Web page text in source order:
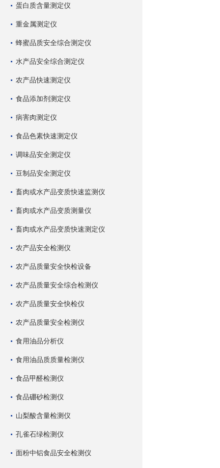
蛋白质含量测定仪
重金属测定仪
蜂蜜品质安全综合测定仪
水产品安全综合测定仪
农产品快速测定仪
食品添加剂测定仪
病害肉测定仪
食品色素快速测定仪
调味品安全测定仪
豆制品安全测定仪
畜肉或水产品变质快速监测仪
畜肉或水产品变质测量仪
畜肉或水产品变质快速测定仪
农产品安全检测仪
农产品质量安全快检设备
农产品质量安全综合检测仪
农产品质量安全快检仪
农产品质量安全检测仪
食用油品分析仪
食用油品质质量检测仪
食品甲醛检测仪
食品硼砂检测仪
山梨酸含量检测仪
孔雀石绿检测仪
面粉中铝食品安全检测仪